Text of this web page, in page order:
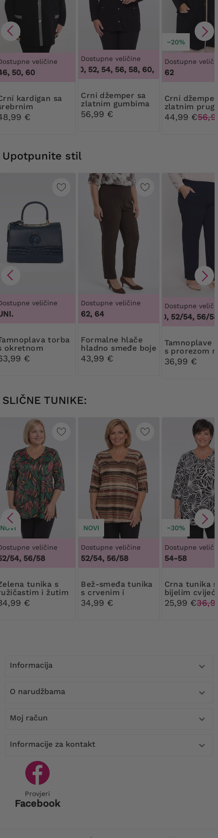
veličine
50, 60
sa
uzorkom
€
Dostupne veličine
48, 50, 52, 54, 56, 58, 60, 62, 64,
Crni džemper sa
zlatnim gumbima
56,99 €
−20%
Dostupne
62
Crni džemper sa
zlatnim
44,99 €
Upotpunite stil
veličine
okretnom
€
Dostupne veličine
62, 64
Formalne hlače
hladno smeđe boje
43,99 €
Dostupne
48/50, 52/54, 56/58,
Tamnoplave hlače
s prorezom
nogavici
36,99 €
SLIČNE TUNIKE:
NOVI
veličine
54, 56/58
s
i žutim
€
NOVI
Dostupne veličine
52/54, 56/58
Bež-smeđa tunika
s crvenim i
zlatnim remeni
34,99 €
−30%
Dostupne
54-58
Crna tunika s
bijelim
25,99 €
Informacija 
O narudžbama 
Moj račun 
Informacije za kontakt 
Provjeri
Facebook